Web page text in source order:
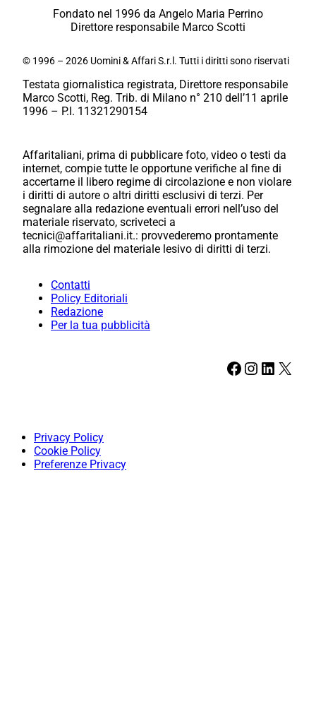
Fondato nel 1996 da Angelo Maria Perrino
Direttore responsabile Marco Scotti
© 1996 – 2026 Uomini & Affari S.r.l. Tutti i diritti sono riservati
Testata giornalistica registrata, Direttore responsabile
Marco Scotti, Reg. Trib. di Milano n° 210 dell’11 aprile
1996 – P.I. 11321290154
Affaritaliani, prima di pubblicare foto, video o testi da
internet, compie tutte le opportune verifiche al fine di
accertarne il libero regime di circolazione e non violare
i diritti di autore o altri diritti esclusivi di terzi. Per
segnalare alla redazione eventuali errori nell’uso del
materiale riservato, scriveteci a
tecnici@affaritaliani.it.: provvederemo prontamente
alla rimozione del materiale lesivo di diritti di terzi.
Contatti
Policy Editoriali
Redazione
Per la tua pubblicità
Facebook Instagram LinkedIn X
Privacy Policy
Cookie Policy
Preferenze Privacy